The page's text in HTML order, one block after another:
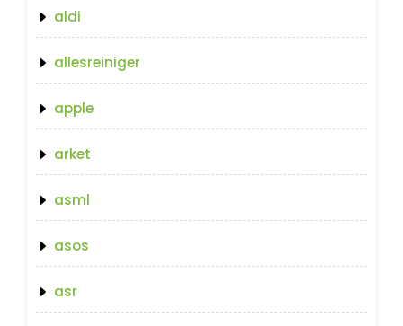
aldi
allesreiniger
apple
arket
asml
asos
asr